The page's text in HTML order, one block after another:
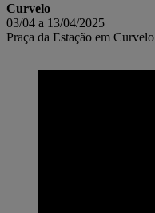
Curvelo
03/04 a 13/04/2025
Praça da Estação em Curvelo